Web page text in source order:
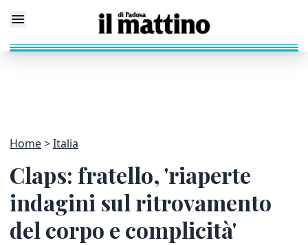
Home Italia
Claps: fratello, 'riaperte
indagini sul ritrovamento
del corpo e complicità'